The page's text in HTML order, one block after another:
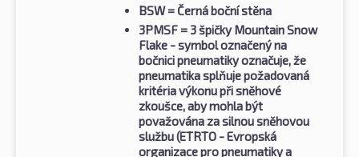
BSW= Černá boční stěna
3PMSF = 3 špičky Mountain Snow
Flake - symbol označený na
bočnici pneumatiky označuje, že
pneumatika splňuje požadovaná
kritéria výkonu při sněhové
zkoušce, aby mohla být
považována za silnou sněhovou
službu (ETRTO - Evropská
organizace pro pneumatiky a